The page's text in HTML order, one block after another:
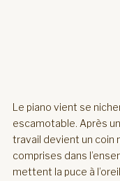
Le piano vient se
escamotable. Après
travail devient un coin
comprises dans
mettent la puce à